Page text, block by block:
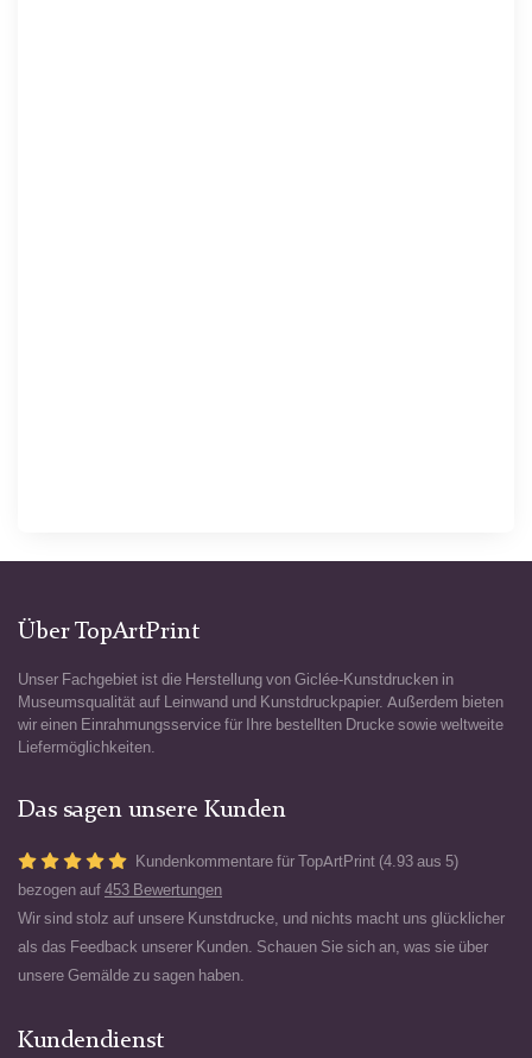
Über TopArtPrint
Unser Fachgebiet ist die Herstellung von Giclée-Kunstdrucken in
Museumsqualität auf Leinwand und Kunstdruckpapier. Außerdem bieten
wir einen Einrahmungsservice für Ihre bestellten Drucke sowie weltweite
Liefermöglichkeiten.
Das sagen unsere Kunden
Kundenkommentare für TopArtPrint (4.93 aus 5)
bezogen auf 453 Bewertungen
Wir sind stolz auf unsere Kunstdrucke, und nichts macht uns glücklicher
als das Feedback unserer Kunden. Schauen Sie sich an, was sie über
unsere Gemälde zu sagen haben.
Kundendienst